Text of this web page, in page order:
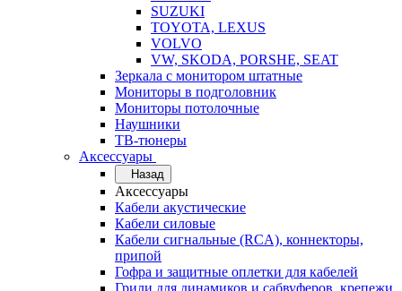
SUZUKI
TOYOTA, LEXUS
VOLVO
VW, SKODA, PORSHE, SEAT
Зеркала с монитором штатные
Мониторы в подголовник
Мониторы потолочные
Наушники
ТВ-тюнеры
Аксессуары
Назад
Аксессуары
Кабели акустические
Кабели силовые
Кабели сигнальные (RCA), коннекторы,
припой
Гофра и защитные оплетки для кабелей
Грили для динамиков и сабвуферов, крепежи